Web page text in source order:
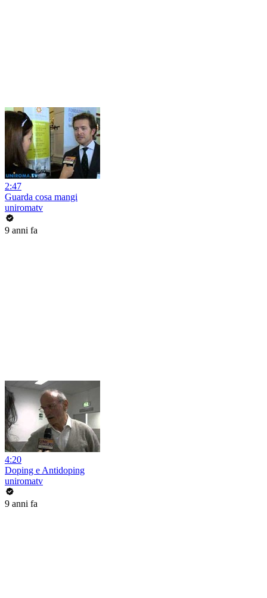
2:47
Guarda cosa mangi
uniromatv
9 anni fa
4:20
Doping e Antidoping
uniromatv
9 anni fa